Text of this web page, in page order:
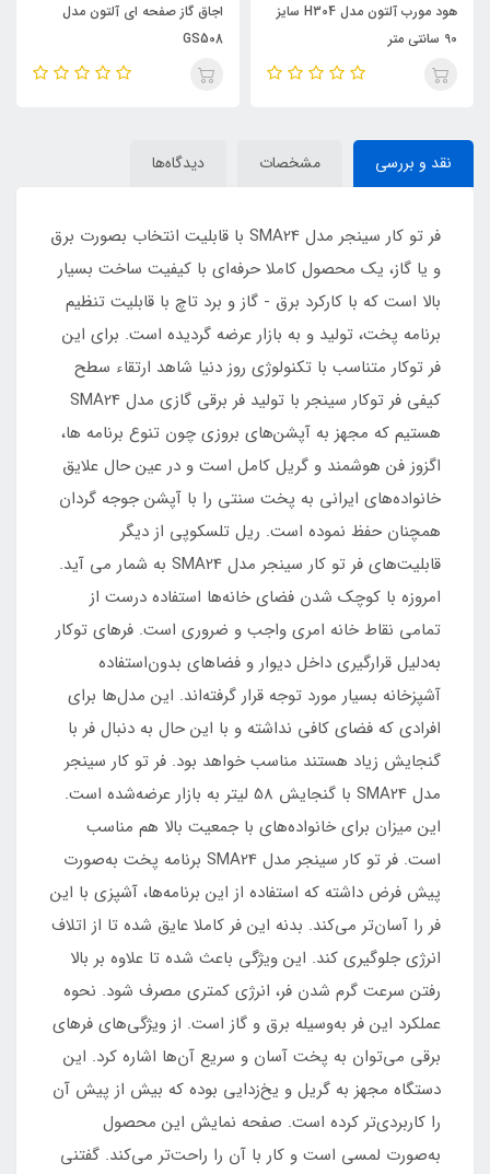
هود مورب آلتون مدل H304 سایز
90 سانتی متر
اجاق گاز صفحه ای آلتون مدل
GS508
نقد و بررسی مشخصات دیدگاه‌ها
فر تو کار سینجر مدل SMA24 با قابلیت انتخاب بصورت برق
و یا گاز، یک محصول کاملا حرفه‌ای با کیفیت ساخت بسیار
بالا است که با کارکرد برق - گاز و برد تاچ با قابلیت تنظیم
برنامه پخت، تولید و به بازار عرضه گردیده است. برای این
فر توکار متناسب با تکنولوژی روز دنیا شاهد ارتقاء سطح
کیفی فر توکار سینجر با تولید فر برقی گازی مدل SMA24
هستیم که مجهز به آپشن‌های بروزی چون تنوع برنامه ها،
اگزوز فن هوشمند و گریل کامل است و در عین حال علایق
خانواده‌های ایرانی به پخت سنتی را با آپشن جوجه گردان
همچنان حفظ نموده است. ریل تلسکوپی از دیگر
قابلیت‌های فر تو کار سینجر مدل SMA24 به شمار می آید.
امروزه با کوچک شدن فضای خانه‌ها استفاده درست از
تمامی نقاط خانه امری واجب و ضروری است. فرهای توکار
به‌دلیل قرارگیری داخل دیوار و فضاهای بدون‌استفاده
آشپزخانه بسیار مورد توجه قرار گرفته‌اند. این مدل‌ها برای
افرادی که فضای کافی نداشته و با این حال به دنبال فر با
گنجایش زیاد هستند مناسب خواهد بود. فر تو کار سینجر
مدل SMA24 با گنجایش 58 لیتر به بازار عرضه‌شده است.
این میزان برای خانواده‌های با جمعیت بالا هم مناسب
است. فر تو کار سینجر مدل SMA24 برنامه پخت به‌صورت
پیش فرض داشته که استفاده از این برنامه‌ها، آشپزی با این
فر را آسان‌تر می‌کند. بدنه این فر کاملا عایق شده تا از اتلاف
انرژی جلوگیری کند. این ویژگی باعث شده تا علاوه ‌بر بالا
رفتن سرعت گرم شدن فر، انرژی کمتری مصرف شود. نحوه‌
عملکرد این فر به‌وسیله برق و گاز است. از ویژگی‌های فرهای
برقی می‌توان به پخت آسان و سریع آن‌ها اشاره کرد. این
دستگاه مجهز به گریل و یخ‌زدایی بوده که بیش از پیش آن
را کاربردی‌تر کرده است. صفحه نمایش این محصول
به‌صورت لمسی است و کار با آن را راحت‌تر می‌کند. گفتنی